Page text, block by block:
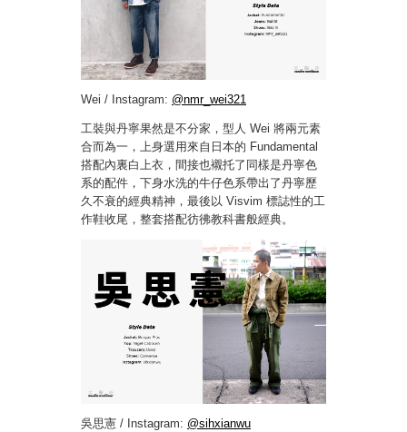
Wei / Instagram: @nmr_wei321
工裝與丹寧果然是不分家，型人 Wei 將兩元素
合而為一，上身選用來自日本的 Fundamental
搭配內裏白上衣，間接也襯托了同樣是丹寧色
系的配件，下身水洗的牛仔色系帶出了丹寧歷
久不衰的經典精神，最後以 Visvim 標誌性的工
作鞋收尾，整套搭配彷彿教科書般經典。
吳思憲 / Instagram: @sihxianwu